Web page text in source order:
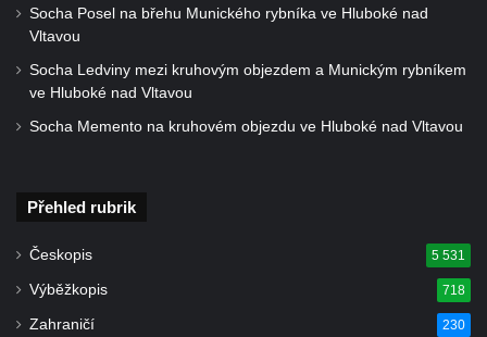
Kašna na Palackého náměstí v Kralupech
Kašna se sochou Voda u Palackého ulice v
Kašna na domě Stallburg v Kyselce
Kamenici
Kašna pramene Žába v Kamenickém
Šenově
Socha Posel na břehu Munického rybníka ve Hluboké nad
Vltavou
Socha Ledviny mezi kruhovým objezdem a Munickým rybníkem
ve Hluboké nad Vltavou
Socha Memento na kruhovém objezdu ve Hluboké nad Vltavou
Přehled rubrik
Českopis 5 531
Výběžkopis 718
Zahraničí 230